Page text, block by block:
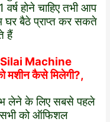
होने चाहिए तभी आप
घर बैठे प्राप्त कर सकते
हैं
Machine
कैसे मिलेगी?,
लेने के लिए सबसे पहले
को ऑफिशल